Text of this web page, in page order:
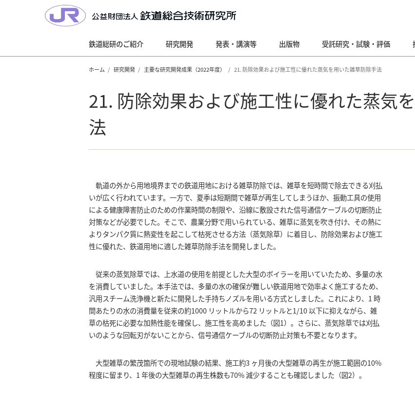
鉄道総研のご紹介 研究開発 発表・講演等 出版物 受託研究・試験・評価
ホーム 研究開発 主要な研究開発成果（2022年度） 21. 防除効果および施工性に優れた蒸気を用いた雑草防除手法
21. 防除効果および施工性に優れた蒸気
法
軌道の外から用地境界までの鉄道用地における雑草防除では、雑草を短時間で除去できる刈払
いが広く行われています。一方で、夏季は短期間で雑草が再生してしまうほか、振動工具の使用
による健康障害防止のための作業時間の制限や、沿線に敷設された信号通信ケーブルの切断防止
対策などが必要でした。そこで、農業分野で用いられている、雑草に蒸気を吹き付け、その熱に
よりタンパク質に熱変性を起こして枯死させる方法（蒸気除草）に着目し、防除効果および施工
性に優れた、鉄道用地に適した雑草防除手法を開発しました。
従来の蒸気除草では、上水道の使用を前提とした大型のボイラーを用いていたため、多量の水
を消費していました。本手法では、多量の水の確保が難しい鉄道用地で効率よく施工するため、
汎用スチーム洗浄機と新たに開発した手持ちノズルを用いる方式としました。これにより、1 時
間あたりの水の消費量を従来の約1000 リットルから72 リットルと1/10 以下に抑えながら、雑
草の枯死に必要な加熱性能を確保し、施工性を高めました（図1）。さらに、蒸気除草では刈払
いのような回転刃がないことから、信号通信ケーブルの切断防止対策も不要となります。
大型雑草の繁茂箇所での現地試験の結果、施工約3 ヶ月後の大型雑草の再生が施工範囲の10%
程度に留まり、1 年後の大型雑草の再生株数も70% 減少することも確認しました（図2）。